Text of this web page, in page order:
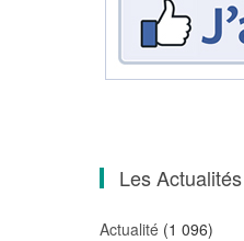
Les Actualités
Actualité (1 096)